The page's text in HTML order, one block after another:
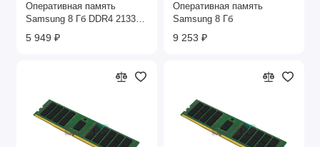
Оперативная память
Samsung 8 Гб DDR4 2133
МГц
5 949 ₽
Оперативная память
Samsung 8 Гб
9 253 ₽